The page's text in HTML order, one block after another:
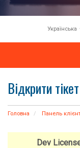
Українська
Відкрити тікет
Головна Панель
Dev